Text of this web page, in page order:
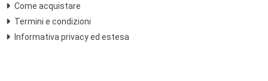
Come acquistare
Termini e condizioni
Informativa privacy ed estesa